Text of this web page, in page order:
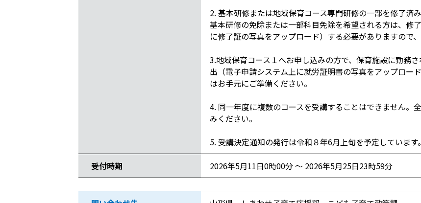
2. 基本研修または地域保育コース専門研修の一部を修了済
基本研修の免除または一部科目免除を希望される方は、修
に修了証の写真をアップロード）する必要がありますので
3.地域保育コース１へお申し込みの方で、保育施設に勤務
出（電子申請システム上に就労証明書の写真をアップロー
はお手元にご準備ください。
4. 同一年度に複数のコースを受講することはできません。
みください。
5. 受講決定通知の発行は令和８年6月上旬を予定しています。
受付時期 2026年5月11日0時00分 ～ 2026年5月25日23時59分